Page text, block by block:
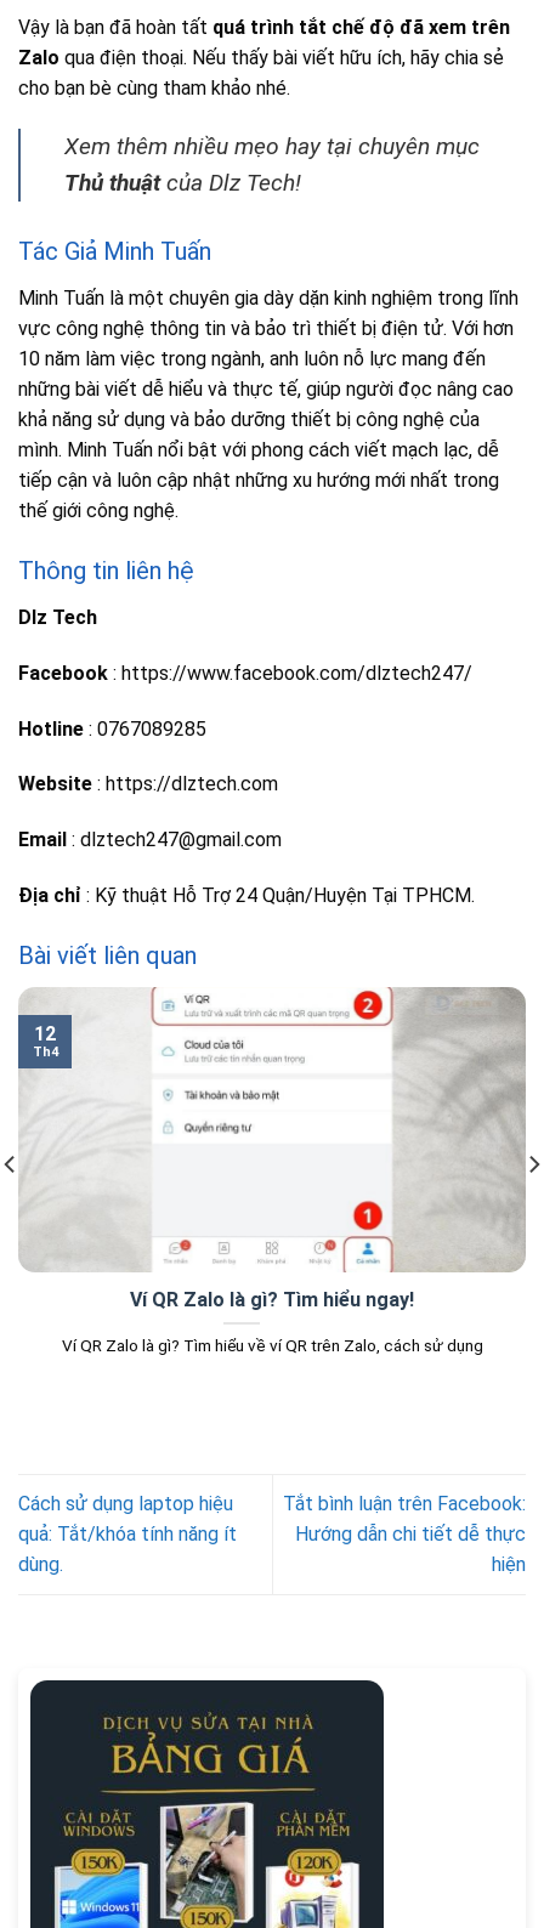
Vậy là bạn đã hoàn tất quá trình tắt chế độ đã xem trên
Zalo qua điện thoại. Nếu thấy bài viết hữu ích, hãy chia sẻ
cho bạn bè cùng tham khảo nhé.
Xem thêm nhiều mẹo hay tại chuyên mục
Thủ thuậtcủa Dlz Tech!
Tác Giả Minh Tuấn
Minh Tuấn là một chuyên gia dày dặn kinh nghiệm trong lĩnh
vực công nghệ thông tin và bảo trì thiết bị điện tử. Với hơn
10 năm làm việc trong ngành, anh luôn nỗ lực mang đến
những bài viết dễ hiểu và thực tế, giúp người đọc nâng cao
khả năng sử dụng và bảo dưỡng thiết bị công nghệ của
mình. Minh Tuấn nổi bật với phong cách viết mạch lạc, dễ
tiếp cận và luôn cập nhật những xu hướng mới nhất trong
thế giới công nghệ.
Thông tin liên hệ
Dlz Tech
Facebook : https://www.facebook.com/dlztech247/
Hotline : 0767089285
Website : https://dlztech.com
Email : dlztech247@gmail.com
Địa chỉ : Kỹ thuật Hỗ Trợ 24 Quận/Huyện Tại TPHCM.
Bài viết liên quan
Ví QR Zalo là gì? Tìm hiểu ngay!
Ví QR Zalo là gì? Tìm hiểu về ví QR trên Zalo, cách sử dụng
12
Th4
Cách sử dụng laptop hiệu
quả: Tắt/khóa tính năng ít
dùng.
Tắt bình luận trên Facebook:
Hướng dẫn chi tiết dễ thực
hiện